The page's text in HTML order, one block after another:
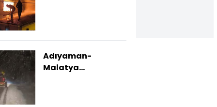
Adıyaman-
Malatya